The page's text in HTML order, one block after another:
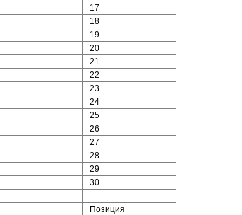
17
18
19
20
21
22
23
24
25
26
27
28
29
30
Позиция